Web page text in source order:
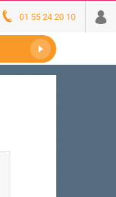
01 55 24 20 10